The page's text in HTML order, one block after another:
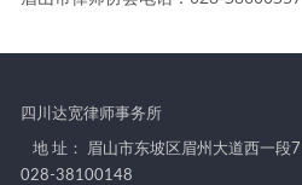
四川达宽律师事务所
地 址： 眉山市东坡区眉州大道西一段
028-38100148